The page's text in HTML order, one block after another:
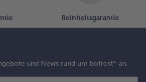
Reinheitsgarantie
und News rund um bofrost* an.